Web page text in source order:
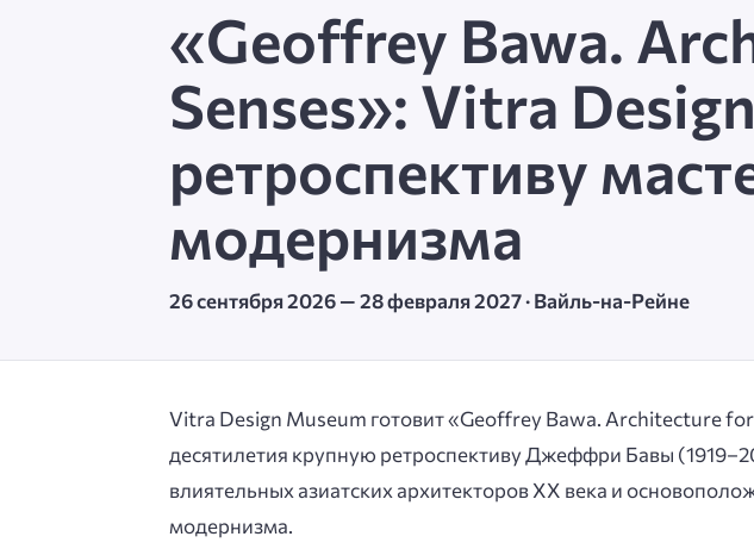
«Geoffrey Bawa.
Senses»: Vitra
ретроспективу
модернизма
26 сентября 2026 — 28 февраля 2027 · Вайль-на-Рейне
Vitra Design Museum готовит «Geoffrey Bawa. Architecture
десятилетия крупную ретроспективу Джеффри Бавы
влиятельных азиатских архитекторов XX века и
модернизма.